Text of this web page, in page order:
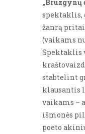
„Brūzgynų
spektaklis,
žanrą
(vaikams
Spektaklis
stabtelint
klausantis
vaikams –
išmonės
poeto